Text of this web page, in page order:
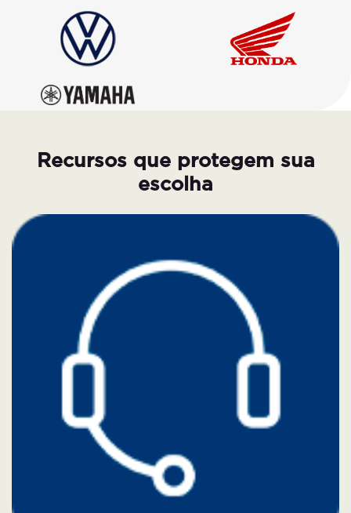
Recursos que protegem sua
escolha